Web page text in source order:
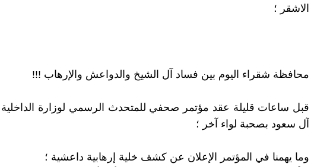
الاشقر ؛
محافظة شقراء اليوم بين فساد آل الشيخ والدواعش والإرهاب !!!
قبل ساعات قليلة عقد مؤتمر صحفي للمتحدث الرسمي لوزارة
آل سعود بصحبة لواء آخر ؛
وما يهمنا في المؤتمر الإعلان عن كشف خلية إرهابية داعشية ؛